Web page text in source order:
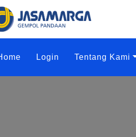
Login Tentang Kami